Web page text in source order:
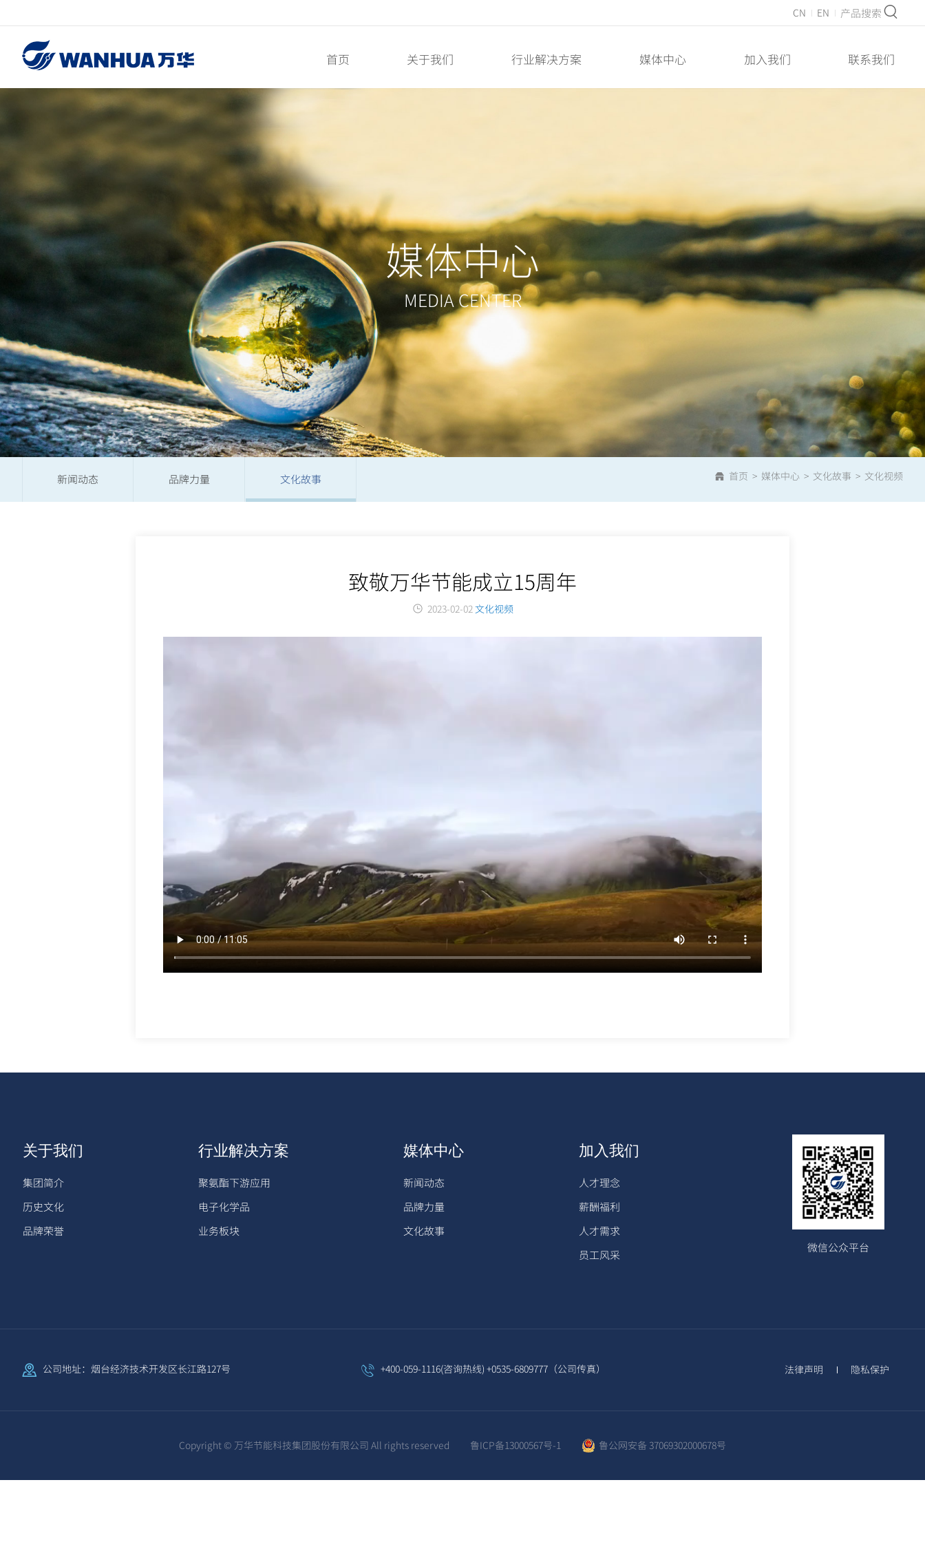
CN EN 产品搜索
首页 关于我们 行业解决方案 媒体中心 加入我们 联系我们
媒体中心
MEDIA CENTER
新闻动态 品牌力量 文化故事 首页 媒体中心 文化故事 文化视频
致敬万华节能成立15周年
2023-02-02 文化视频
关于我们
集团简介
历史文化
品牌荣誉
行业解决方案
聚氨酯下游应用
电子化学品
业务板块
媒体中心
新闻动态
品牌力量
文化故事
加入我们
人才理念
薪酬福利
人才需求
员工风采
微信公众平台
公司地址：烟台经济技术开发区长江路127号 +400-059-1116(咨询热线) +0535-6809777（公司传真） 法律声明 隐私保护
Copyright © 万华节能科技集团股份有限公司 All rights reserved 鲁ICP备13000567号-1 鲁公网安备 37069302000678号